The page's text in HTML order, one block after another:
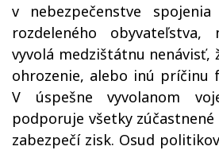
v nebezpečenstve
rozdeleného obyvateľstva,
vyvolá medzištátnu nenávisť,
ohrozenie, alebo inú príčinu
V úspešne vyvolanom
podporuje všetky
zabezpečí zisk. Osud